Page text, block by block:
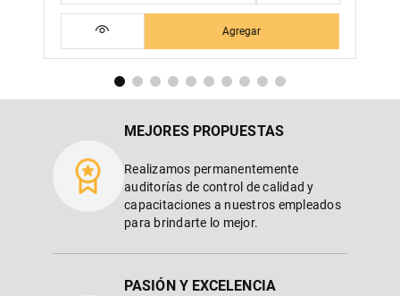
Agregar
MEJORES PROPUESTAS
Realizamos permanentemente
auditorías de control de calidad y
capacitaciones a nuestros empleados
para brindarte lo mejor.
PASIÓN Y EXCELENCIA